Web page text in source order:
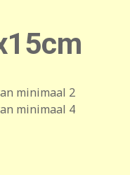
minimaal 2
minimaal 4